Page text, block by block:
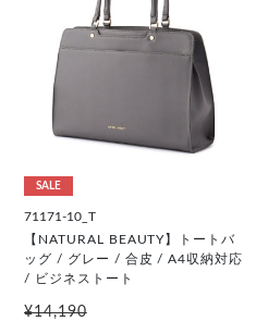
SALE
71171-10_T
【NATURAL BEAUTY】トートバ
ッグ / グレー / 合皮 / A4収納対応
/ ビジネストート
¥14,190